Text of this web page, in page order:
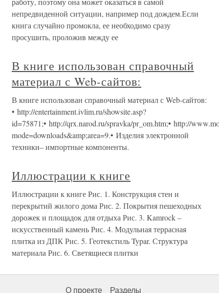
непредвиденной ситуации, например под дождем.Если
книга случайно промокла, ее необходимо сразу
просушить, проложив между ее
В книге использован справочный
материал с Web-сайтов:
В книге использован справочный материал с Web-сайтов:
• http://entertainment.ivlim.ru/showsite.asp?
id=75871;• http://qrx.narod.ru/spravka/pr_om.htm;• http://
mode=downloads&amp;area=9.• Изделия электронной
техники– импортные компоненты.
Иллюстрации к книге
Иллюстрации к книге Рис. 1. Конструкция стен и
перекрытий жилого дома Рис. 2. Покрытия пешеходных
дорожек и площадок для отдыха Рис. 3. Kamrock –
искусственный камень Рис. 4. Модульная террасная
плитка из ДПК Рис. 5. Геотекстиль Typar. Структура
материала Рис. 6. Светящиеся плитки
О проекте Разделы